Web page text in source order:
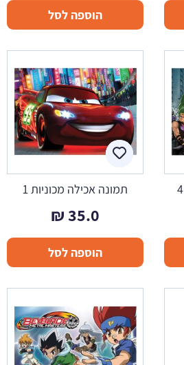
הוספה לסל
תמונה אכילה מכוניות 1
35.0
₪
הוספה לסל